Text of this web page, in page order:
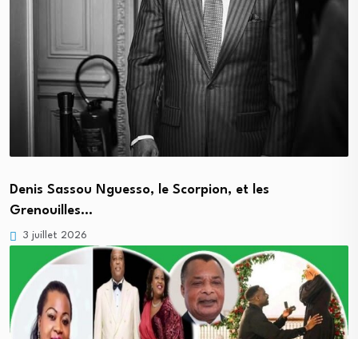
Denis Sassou Nguesso, le Scorpion, et les
Grenouilles…
3 juillet 2026